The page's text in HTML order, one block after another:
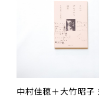
中村佳穂＋大竹昭子